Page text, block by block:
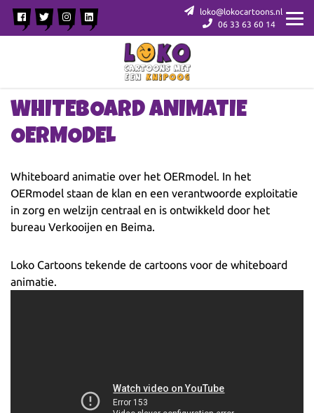
loko@lokocartoons.nl
06 33 63 60 14
WHITEBOARD ANIMATIE
OERMODEL
Whiteboard animatie over het OERmodel. In het
OERmodel staan de klan en een verantwoorde exploitatie
in zorg en welzijn centraal en is ontwikkeld door het
bureau Verkooijen en Beima.
Loko Cartoons tekende de cartoons voor de whiteboard
animatie.